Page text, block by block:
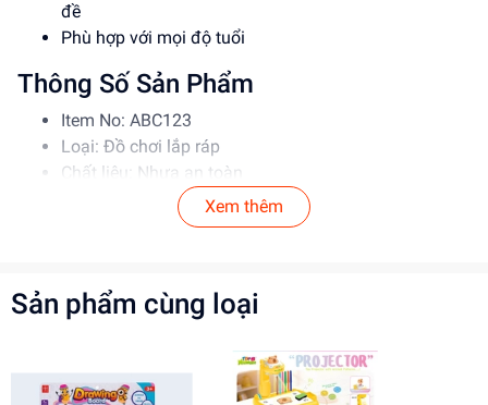
đề
Phù hợp với mọi độ tuổi
Thông Số Sản Phẩm
Item No: ABC123
Loại: Đồ chơi lắp ráp
Chất liệu: Nhựa an toàn
Độ tuổi phù hợp: 5-12 tuổi
Lắp ráp theo đúng trình tự
Lợi Ích Phát Triển
Xem thêm
Sản phẩm cùng loại